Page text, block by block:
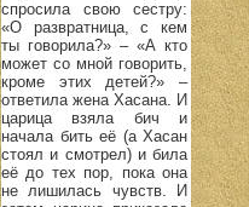
спросила свою сестру:
«О развратница, с кем
ты говорила?» – «А кто
может со мной говорить,
кроме этих детей?» –
ответила жена Хасана. И
царица взяла бич и
начала бить её (а Хасан
стоял и смотрел) и била
её до тех пор, пока она
не лишилась чувств. И